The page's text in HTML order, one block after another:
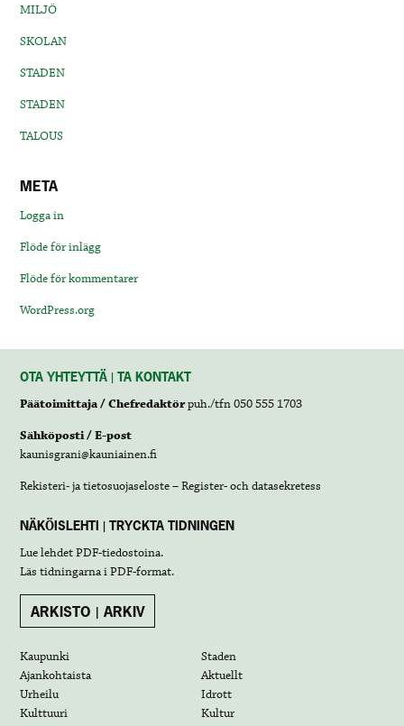
MILJÖ
SKOLAN
STADEN
STADEN
TALOUS
META
Logga in
Flöde för inlägg
Flöde för kommentarer
WordPress.org
OTA YHTEYTTÄ | TA KONTAKT
Päätoimittaja / Chefredaktörpuh./tfn 050 555 1703
Sähköposti / E-post
kaunisgrani@kauniainen.fi
Rekisteri- ja tietosuojaseloste – Register- och datasekretess
NÄKÖISLEHTI | TRYCKTA TIDNINGEN
Lue lehdetPDF-tiedostoina.
Läs tidningarna iPDF-format.
ARKISTO | ARKIV
Kaupunki
Staden
Ajankohtaista
Aktuellt
Urheilu
Idrott
Kulttuuri
Kultur